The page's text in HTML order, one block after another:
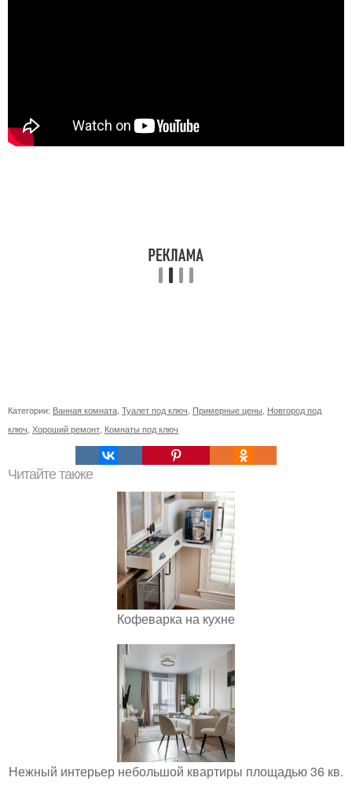
Категории: Ванная комната, Туалет под ключ, Примерные цены, Новгород под
ключ, Хороший ремонт, Комнаты под ключ
Читайте также
Кофеварка на кухне
Нежный интерьер небольшой квартиры площадью 36 кв.